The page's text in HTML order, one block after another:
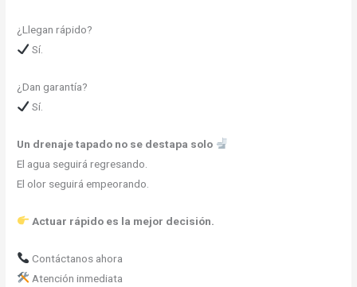
¿Llegan rápido?
Sí.
¿Dan garantía?
Sí.
Un drenaje tapado no se destapa solo
El agua seguirá regresando.
El olor seguirá empeorando.
Actuar rápido es la mejor decisión.
Contáctanos ahora
Atención inmediata